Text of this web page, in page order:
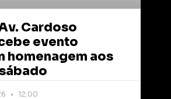
Cardoso
evento
homenagem aos
12:00